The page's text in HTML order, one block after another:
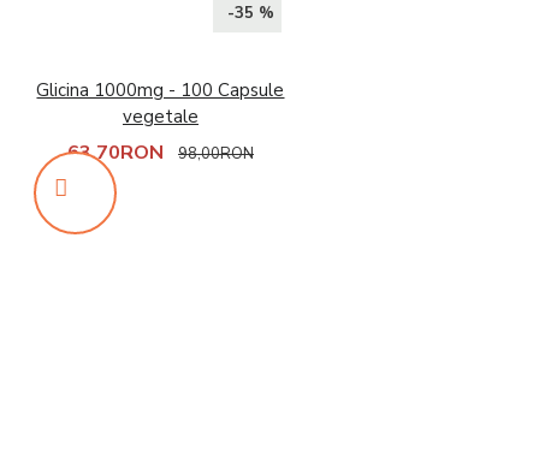
-35 %
Glicina 1000mg - 100 Capsule
vegetale
63,70RON 98,00RON